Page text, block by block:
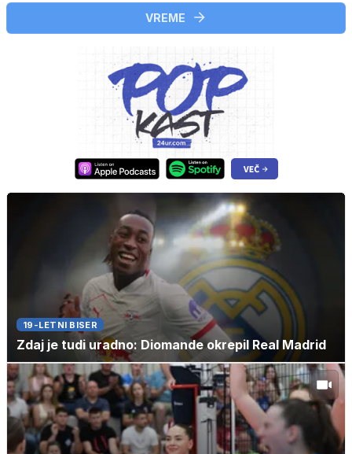
VREME
19-LETNI BISER
Zdaj je tudi uradno: Diomande okrepil Real Madrid